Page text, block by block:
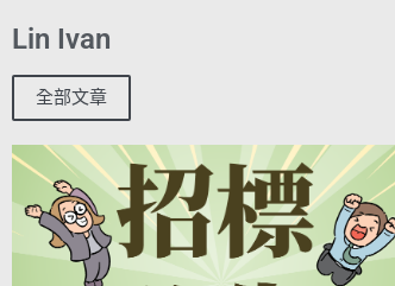
Lin Ivan
全部文章